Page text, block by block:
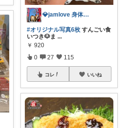
💎jamlove 身体に優しく
#オリジナル写真6枚 すんごい食
いつき🐶ま ...
￥ 920
0 27 115
コレ いいね